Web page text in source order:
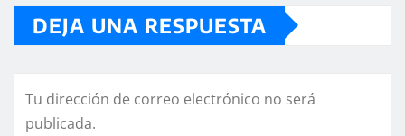
DEJA UNA RESPUESTA
Tu dirección de correo electrónico no será
publicada.